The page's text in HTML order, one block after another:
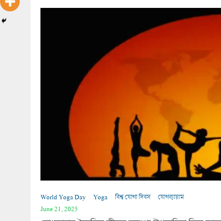
World Yoga Day Yoga বিশ্ব যোগা দিবস
যোগব্যায়াম
June 21, 2025